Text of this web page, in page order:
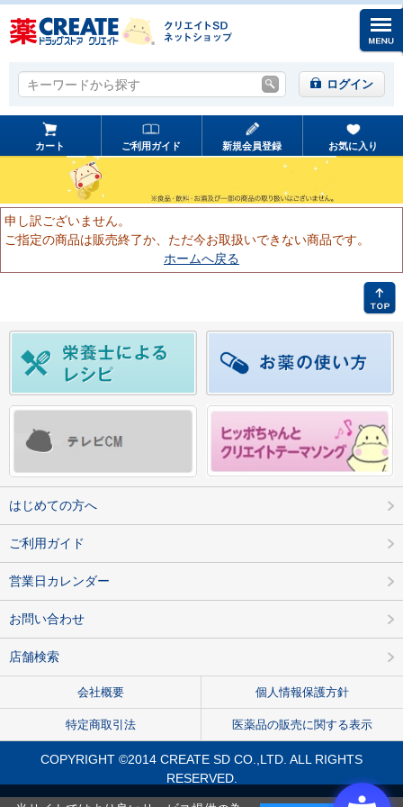
キーワードから探す
キーワードから探す ログイン
カート ご利用ガイド 新規会員登録 お気に入り
申し訳ございません。
ご指定の商品は販売終了か、ただ今お取扱いできない商品です。
ホームへ戻る
はじめての方へ
ご利用ガイド
営業日カレンダー
お問い合わせ
店舗検索
会社概要 個人情報保護方針
特定商取引法 医薬品の販売に関する表示
COPYRIGHT ©2014 CREATE SD CO.,LTD. ALL RIGHTS
RESERVED.